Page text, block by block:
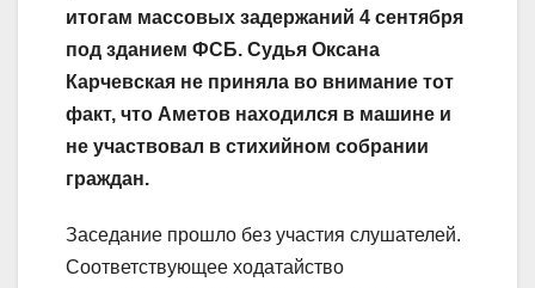
итогам массовых задержаний 4 сентября
под зданием ФСБ. Судья Оксана
Карчевская не приняла во внимание тот
факт, что Аметов находился в машине и
не участвовал в стихийном собрании
граждан.
Заседание прошло без участия слушателей.
Соответствующее ходатайство